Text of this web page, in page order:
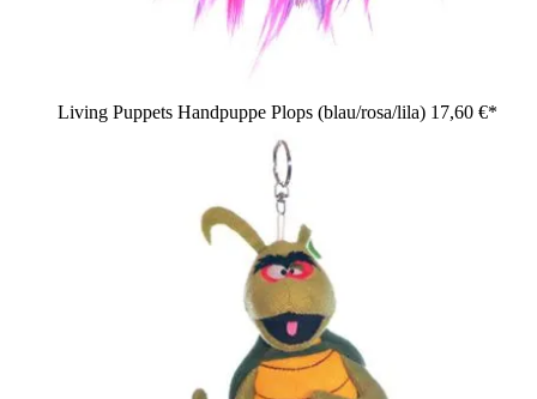
Living Puppets Handpuppe Plops (blau/rosa/lila) 17,60 €*